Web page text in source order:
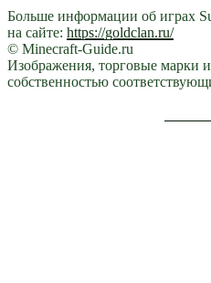
Больше информации об играх
на сайте: https://goldclan.ru/
© Minecraft-Guide.ru
Изображения, торговые марки
собственностью